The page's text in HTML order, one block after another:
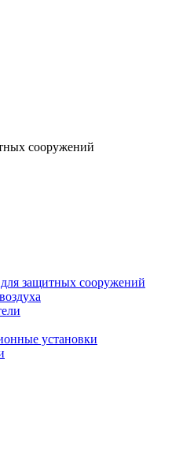
сооружений
защитных сооружений
установки